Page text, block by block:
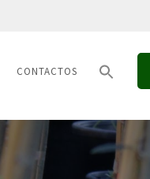
CONTACTOS